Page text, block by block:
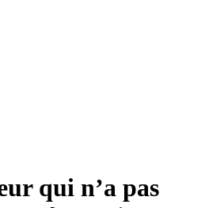
qui n’a pas